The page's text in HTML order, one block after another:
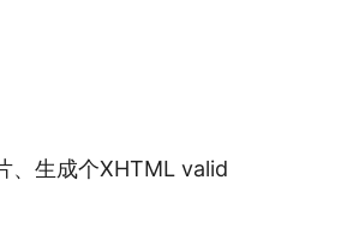
、生成个XHTML valid